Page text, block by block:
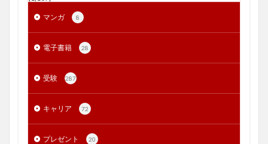
マンガ 8
電子書籍 28
受験 287
キャリア 72
プレゼント 20